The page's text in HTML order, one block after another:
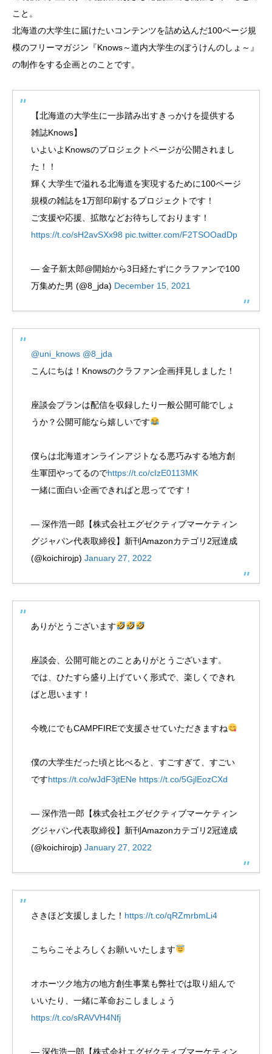
こと。
北海道の大学生に届けたいコンテンツを詰め込んだ100ページ規
模のフリーマガジン『Knows～道内大学生のぼうけんのしょ～』
の制作をする企画とのことです。
【北海道の大学生に一歩踏み出すきっかけを提供する
雑誌Knows】
いよいよKnowsのプロジェクトページが公開されまし
た！！
輝く大学生で溢れる北海道を実現するために100ページ
規模の雑誌を1万部印刷するプロジェクトです！
ご支援や応援、拡散などお待ちしております！
https://t.co/sH2avSXx98 pic.twitter.com/F2TSOOadDp
— 金子新太郎@開始から3日経たずにクラファンで100
万集めた男 (@8_jda) December 15, 2021
@uni_knows @8_jda
こんにちは！Knowsのクラファン企画拝見しました！
座談会プランは配信を収録したり一般公開可能でしょ
うか？公開可能なら嬉しいです
僕らは北海道オンラインアジトなる悪巧みする地方創
生軍団やってるのでhttps://t.co/cIzE0113MK
一緒に面白い企画できればと思ってです！
— 深作浩一郎【株式会社エグゼクティブマーケティン
グジャパン代表取締役】新刊Amazonカテゴリ2冠達成
(@koichirojp) January 27, 2022
ありがとうございます
座談会、公開可能とのことありがとうございます。
では、ひたすら盛り上げていく形式で、楽しくできれ
ばと思います！
今晩にでもCAMPFIREで支援させていただきますね
僕の大学生だった頃と比べると、すごすぎて、すごい
ですhttps://t.co/wJdF3jtENe https://t.co/5GjlEozCXd
— 深作浩一郎【株式会社エグゼクティブマーケティン
グジャパン代表取締役】新刊Amazonカテゴリ2冠達成
(@koichirojp) January 27, 2022
さきほど支援しました！ https://t.co/qRZmrbmLi4
こちらこそよろしくお願いいたします
オホーツク地方の地方創生事業も弊社では取り組んで
いいたり、一緒に革命おこしましょう
https://t.co/sRAVVH4Nfj
— 深作浩一郎【株式会社エグゼクティブマーケティン